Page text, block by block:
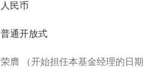
人民币
普通开放式
荣膺 （开始担任本基金经理的日